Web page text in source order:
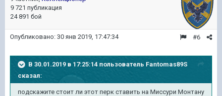
9 721 публикация
24 891 бой
#6
Опубликовано: 30 янв 2019, 17:47:34
В 30.01.2019 в 17:25:14 пользователь Fantomas89S
сказал:
подскажите стоит ли этот перк ставить на Миссури Монтану